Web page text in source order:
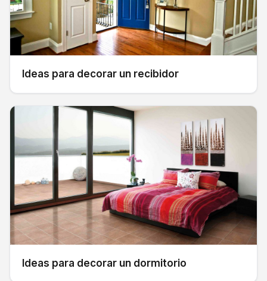
Ideas para decorar un recibidor
Ideas para decorar un dormitorio